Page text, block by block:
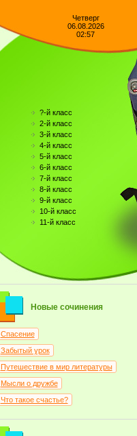
Четверг
06.08.2026
02:57
?-й класс
2-й класс
3-й класс
4-й класс
5-й класс
6-й класс
7-й класс
8-й класс
9-й класс
10-й класс
11-й класс
Новые сочинения
Спасение
Забытый урок
Путешествие в мир литературы
Мысли о дружбе
Что такое счастье?